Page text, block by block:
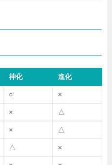
神化 進化
○ ×
× △
× △
△ ×